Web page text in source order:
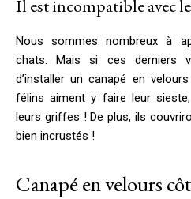
Il est incompatible avec
Nous sommes nombreux à
chats. Mais si ces derniers
d’installer un canapé en
félins aiment y faire leur
leurs griffes ! De plus, ils
bien incrustés !
Canapé en velours